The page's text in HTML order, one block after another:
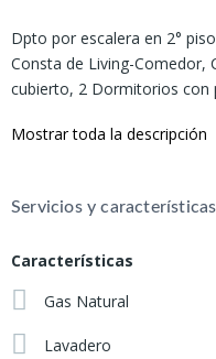
Dpto por escalera en 2°
Consta de Living-Comedor,
cubierto, 2 Dormitorios con
Baño 2.20 x 1.70
2 Dormitorio 2.55 x 5
Mostrar toda la descripción
Servicios y características
Características
Gas Natural
Lavadero